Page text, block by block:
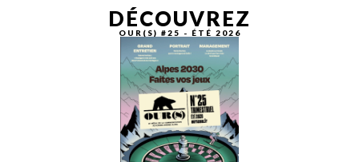
DÉCOUVREZ
OUR(S) #25 - ÉTÉ 2026